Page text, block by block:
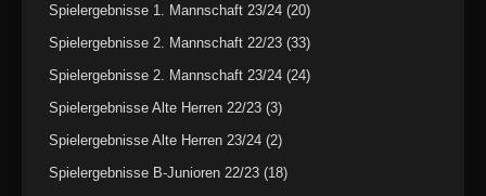
Spielergebnisse 1. Mannschaft 23/24 (20)
Spielergebnisse 2. Mannschaft 22/23 (33)
Spielergebnisse 2. Mannschaft 23/24 (24)
Spielergebnisse Alte Herren 22/23 (3)
Spielergebnisse Alte Herren 23/24 (2)
Spielergebnisse B-Junioren 22/23 (18)